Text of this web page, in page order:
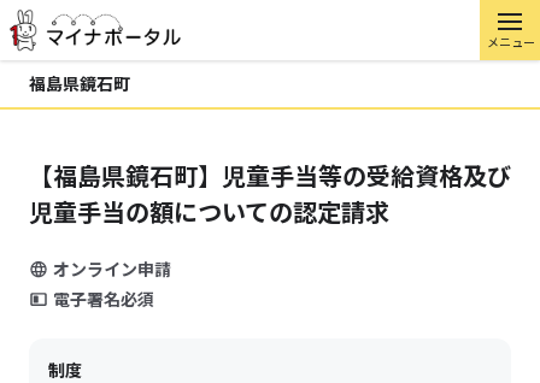
メニュー
福島県鏡石町
【福島県鏡石町】児童手当等の受給資格及び
児童手当の額についての認定請求
オンライン申請
電子署名必須
制度